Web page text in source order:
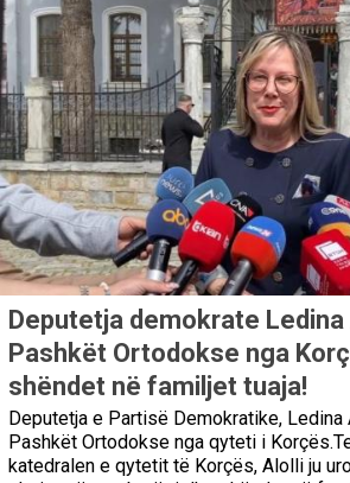
Deputetja demokrate Ledina
Pashkët Ortodokse nga
shëndet në familjet tuaja!
Deputetja e Partisë Demokratike, Ledina
Pashkët Ortodokse nga qyteti i
katedralen e qytetit të Korçës, Alolli ju